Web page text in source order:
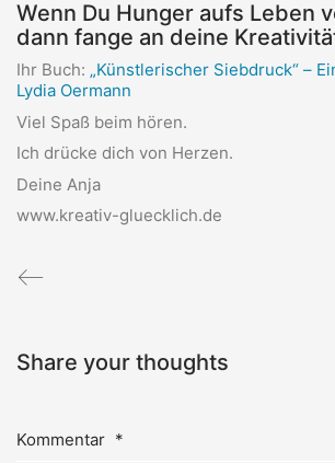
Wenn Du Hunger aufs Leben
dann fange an deine
Ihr Buch: „Künstlerischer Siebdruck“ –
Lydia Oermann
Viel Spaß beim hören.
Ich drücke dich von Herzen.
Deine Anja
www.kreativ-gluecklich.de
Share your thoughts
Kommentar *